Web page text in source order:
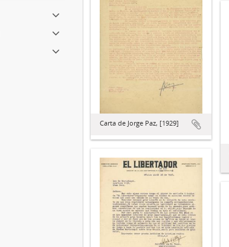
Carta de Jorge Paz, [1929]